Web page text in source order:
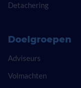
Detachering
Doelgroepen
Adviseurs
Volmachten